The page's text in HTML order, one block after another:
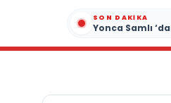
SON DAKIKA